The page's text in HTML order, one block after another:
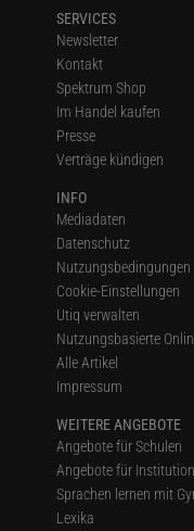
SERVICES
Newsletter
Kontakt
Spektrum Shop
Im Handel kaufen
Presse
Verträge kündigen
INFO
Mediadaten
Datenschutz
Nutzungsbedingungen
Cookie-Einstellungen
Utiq verwalten
Nutzungsbasierte
Alle Artikel
Impressum
WEITERE ANGEBOTE
Angebote für Schulen
Angebote für
Sprachen lernen mit
Lexika